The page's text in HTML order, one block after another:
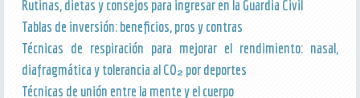
Rutinas, dietas y consejos para ingresar en la Guardia Civil
Tablas de inversión: beneficios, pros y contras
Técnicas de respiración para mejorar el rendimiento: nasal,
diafragmática y tolerancia al CO₂ por deportes
Técnicas de unión entre la mente y el cuerpo